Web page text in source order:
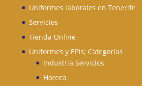
Uniformes laborales en Tenerife
Servicios
Tienda Online
Uniformes y EPIs; Categorías
Industria Servicios
Horeca